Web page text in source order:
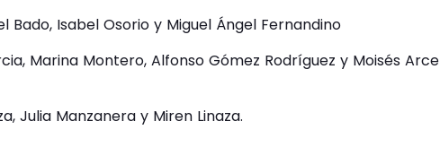
Bado, Isabel Osorio y Miguel Ángel Fernandino
Marina Montero, Alfonso Gómez Rodríguez y Moisés Arce
Julia Manzanera y Miren Linaza.